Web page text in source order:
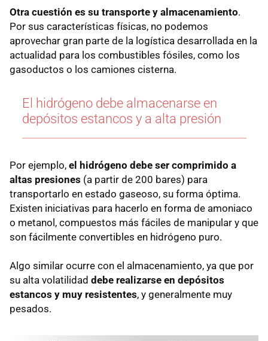
Otra cuestión es su transporte y almacenamiento.
Por sus características físicas, no podemos
aprovechar gran parte de la logística desarrollada en la
actualidad para los combustibles fósiles, como los
gasoductos o los camiones cisterna.
El hidrógeno debe almacenarse en
depósitos estancos y a alta presión
Por ejemplo, el hidrógeno debe ser comprimido a
altas presiones (a partir de 200 bares) para
transportarlo en estado gaseoso, su forma óptima.
Existen iniciativas para hacerlo en forma de amoniaco
o metanol, compuestos más fáciles de manipular y que
son fácilmente convertibles en hidrógeno puro.
Algo similar ocurre con el almacenamiento, ya que por
su alta volatilidad debe realizarse en depósitos
estancos y muy resistentes, y generalmente muy
pesados.